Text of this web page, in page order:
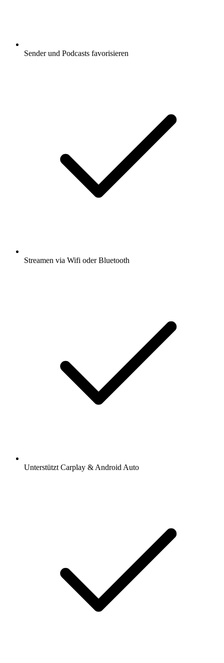
Sender und Podcasts favorisieren
Streamen via Wifi oder Bluetooth
Unterstützt Carplay & Android Auto